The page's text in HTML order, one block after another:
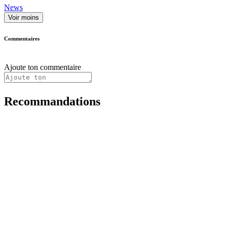
News
Voir moins
Commentaires
Ajoute ton commentaire
Recommandations